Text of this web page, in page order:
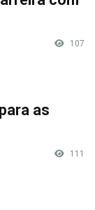
107
as
111